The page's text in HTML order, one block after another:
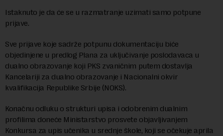
Istaknuto je da će se u razmatranje uzimati samo potpune
prijave.
Sve prijave koje sadrže potpunu dokumentaciju biće
objedinjene u predlog Plana za uključivanje poslodavaca u
dualno obrazovanje koji PKS zvaničnim putem dostavlja
Kancelariji za dualno obrazovanje i Nacionalni okvir
kvalifikacija Republike Srbije (NOKS).
Konačnu odluku o strukturi upisa i odobrenim dualnim
profilima doneće Ministarstvo prosvete objavljivanjem
Konkursa za upis učenika u srednje škole, koji se očekuje aprila